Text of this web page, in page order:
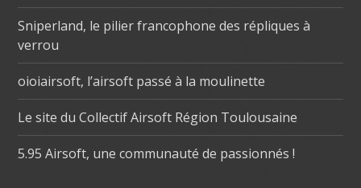
Sniperland, le pilier francophone des répliques à
verrou
oioiairsoft, l’airsoft passé à la moulinette
Le site du Collectif Airsoft Région Toulousaine
5.95 Airsoft, une communauté de passionnés !